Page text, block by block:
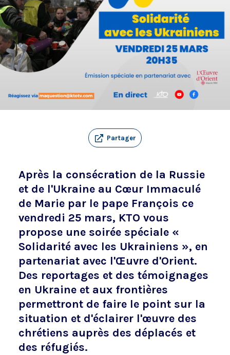
Partager
Après la consécration de la Russie
et de l'Ukraine au Cœur Immaculé
de Marie par le pape François ce
vendredi 25 mars, KTO vous
propose une soirée spéciale «
Solidarité avec les Ukrainiens », en
partenariat avec l'Œuvre d'Orient.
Des reportages et des témoignages
en Ukraine et aux frontières
permettront de faire le point sur la
situation et d'éclairer l'œuvre des
chrétiens auprès des déplacés et
des réfugiés.